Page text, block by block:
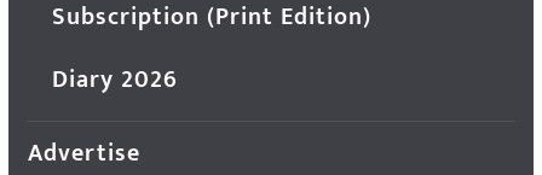
Subscription (Print Edition)
Diary 2026
Advertise